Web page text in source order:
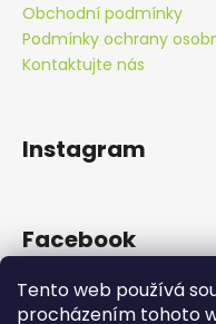
Tento web používá
procházením tohoto
Obchodní podmínky
Podmínky ochrany
Kontaktujte nás
Instagram
Facebook